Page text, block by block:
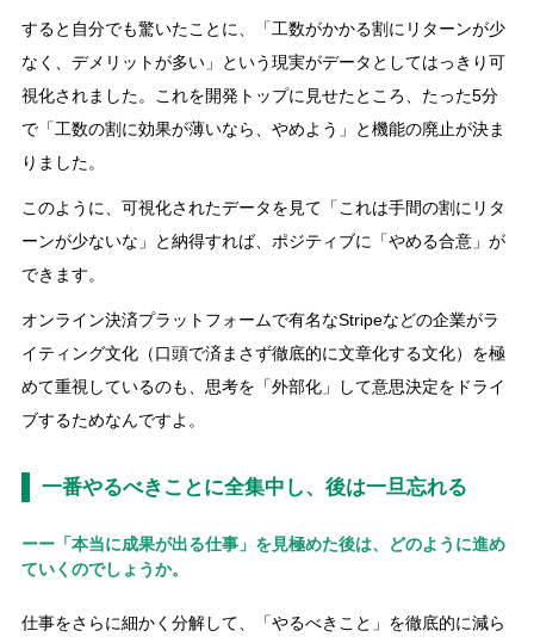
すると自分でも驚いたことに、「工数がかかる割にリターンが少
なく、デメリットが多い」という現実がデータとしてはっきり可
視化されました。これを開発トップに見せたところ、たった5分
で「工数の割に効果が薄いなら、やめよう」と機能の廃止が決ま
りました。
このように、可視化されたデータを見て「これは手間の割にリタ
ーンが少ないな」と納得すれば、ポジティブに「やめる合意」が
できます。
オンライン決済プラットフォームで有名なStripeなどの企業がラ
イティング文化（口頭で済まさず徹底的に文章化する文化）を極
めて重視しているのも、思考を「外部化」して意思決定をドライ
ブするためなんですよ。
一番やるべきことに全集中し、後は一旦忘れる
ーー「本当に成果が出る仕事」を見極めた後は、どのように進め
ていくのでしょうか。
仕事をさらに細かく分解して、「やるべきこと」を徹底的に減ら